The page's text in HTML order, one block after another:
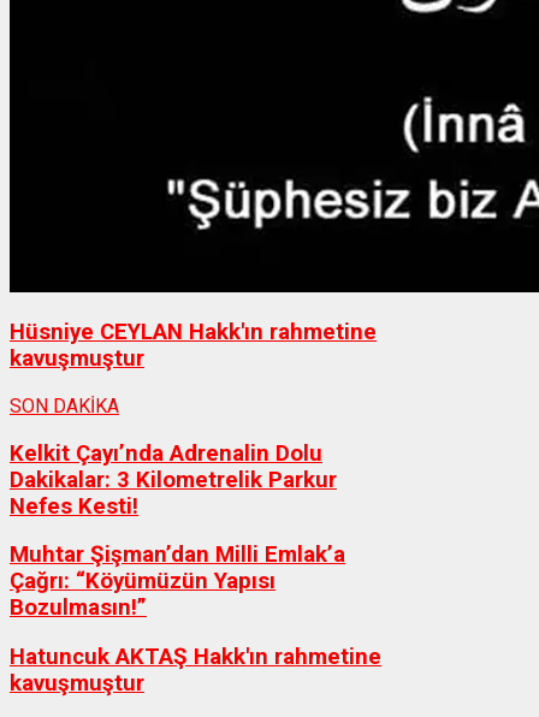
Hüsniye CEYLAN Hakk'ın rahmetine
kavuşmuştur
SON DAKİKA
Kelkit Çayı’nda Adrenalin Dolu
Dakikalar: 3 Kilometrelik Parkur
Nefes Kesti!
Muhtar Şişman’dan Milli Emlak’a
Çağrı: “Köyümüzün Yapısı
Bozulmasın!”
Hatuncuk AKTAŞ Hakk'ın rahmetine
kavuşmuştur